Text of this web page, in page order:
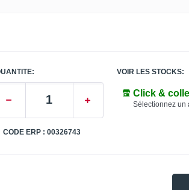
CODE ERP : 00326743
VOIR LES STOCKS:
Click &
Sélectionnez un